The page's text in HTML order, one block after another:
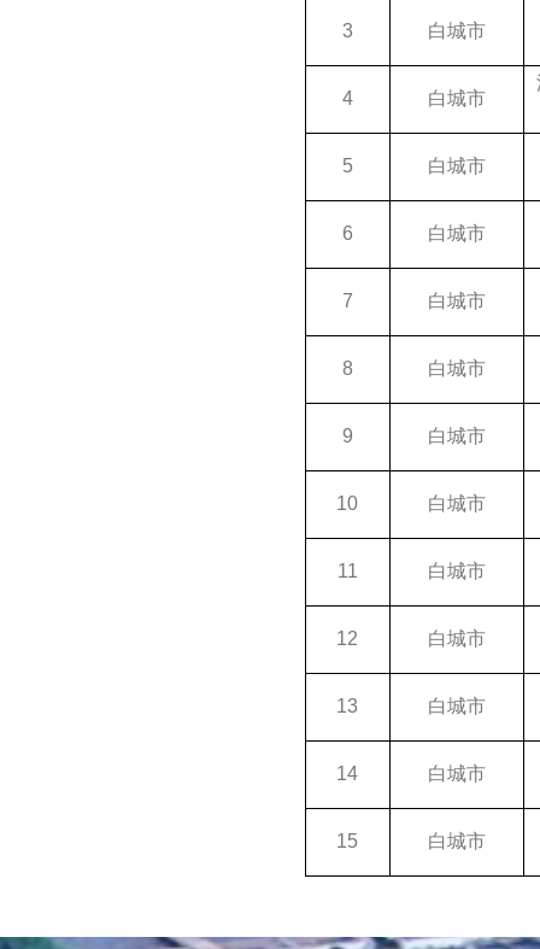
3 白城市
4 白城市
5 白城市
6 白城市
7 白城市
8 白城市
9 白城市
10 白城市
11 白城市
12 白城市
13 白城市
14 白城市
15 白城市